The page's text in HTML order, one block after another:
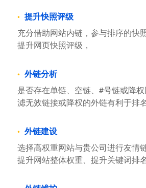
提升快照评级
充分借助网站内链，参与排序的快
提升网页快照评级，
外链分析
是否存在单链、空链、#号链或降
滤无效链接或降权的外链有利于排
外链建设
选择高权重网站与贵公司进行友情
提升网站整体权重、提升关键词排